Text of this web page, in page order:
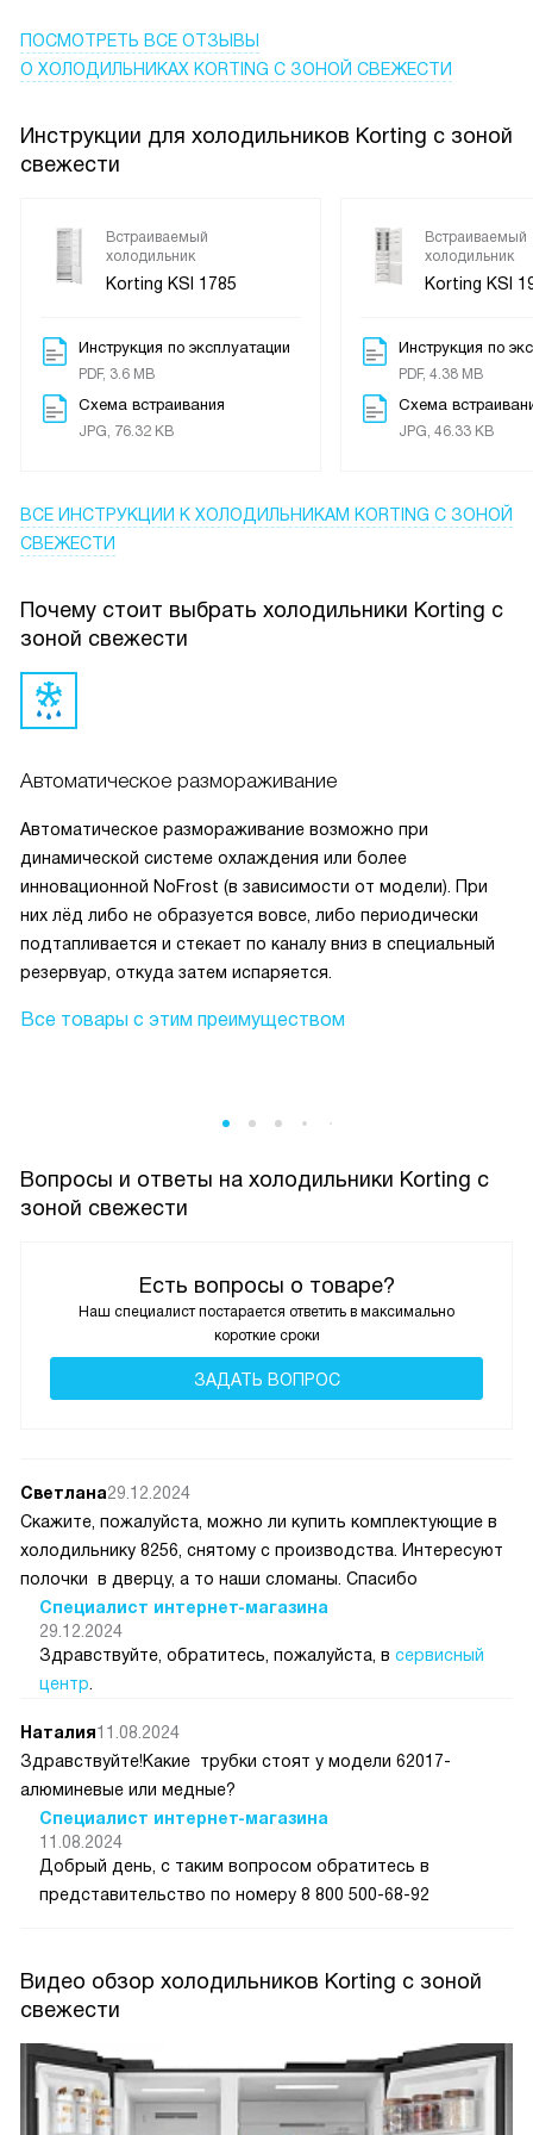
настроек, но тут всё удобно и понятно: трюк с сенсорной
панелью и ясным дисплеем делает управление быстрым
ПОСМОТРЕТЬ ВСЕ ОТЗЫВЫ
О ХОЛОДИЛЬНИКАХ KORTING С ЗОНОЙ СВЕЖЕСТИ
Инструкции для холодильников Korting с зоной
свежести
Встраиваемый
холодильник
Korting KSI 1785
Инструкция по эксплуатации
PDF, 3.6 MB
Схема встраивания
JPG, 76.32 KB
Встраиваемый
холодильник
Korting KSI
Инструкция по
PDF, 4.38 MB
Схема
JPG, 46.33 KB
ВСЕ ИНСТРУКЦИИ К ХОЛОДИЛЬНИКАМ KORTING С ЗОНОЙ
СВЕЖЕСТИ
Почему стоит выбрать холодильники Korting с
зоной свежести
Автоматическое размораживание
Автоматическое размораживание возможно при
динамической системе охлаждения или более
инновационной NoFrost (в зависимости от модели). При
них лёд либо не образуется вовсе, либо периодически
подтапливается и стекает по каналу вниз в специальный
резервуар, откуда затем испаряется.
Все товары с этим преимуществом
Вопросы и ответы на холодильники Korting с
зоной свежести
Есть вопросы о товаре?
Наш специалист постарается ответить в максимально
короткие сроки
ЗАДАТЬ ВОПРОС
Светлана29.12.2024
Скажите, пожалуйста, можно ли купить комплектующие в
холодильнику 8256, снятому с производства. Интересуют
полочки в дверцу, а то наши сломаны. Спасибо
Специалист интернет-магазина
29.12.2024
Здравствуйте, обратитесь, пожалуйста, в сервисный
центр.
Наталия11.08.2024
Здравствуйте!Какие трубки стоят у модели 62017-
алюминевые или медные?
Специалист интернет-магазина
11.08.2024
Добрый день, с таким вопросом обратитесь в
представительство по номеру 8 800 500-68-92
Видео обзор холодильников Korting с зоной
свежести